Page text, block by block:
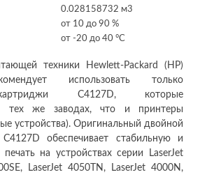
0.028158732 м3
от 10 до 90 %
от -20 до 40 °C
техники Hewlett-Packard (HP)
использовать только
C4127D, которые
тех же заводах, что и принтеры
устройства). Оригинальный двойной
обеспечивает стабильную и
печать на устройствах серии LaserJet
LaserJet 4050TN, LaserJet 4000N,